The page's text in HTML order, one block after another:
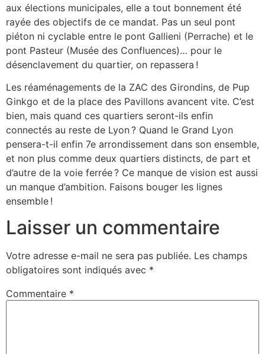
aux élections municipales, elle a tout bonnement été
rayée des objectifs de ce mandat. Pas un seul pont
piéton ni cyclable entre le pont Gallieni (Perrache) et le
pont Pasteur (Musée des Confluences)… pour le
désenclavement du quartier, on repassera !
Les réaménagements de la ZAC des Girondins, de Pup
Ginkgo et de la place des Pavillons avancent vite. C’est
bien, mais quand ces quartiers seront-ils enfin
connectés au reste de Lyon ? Quand le Grand Lyon
pensera-t-il enfin 7e arrondissement dans son ensemble,
et non plus comme deux quartiers distincts, de part et
d’autre de la voie ferrée ? Ce manque de vision est aussi
un manque d’ambition. Faisons bouger les lignes
ensemble !
Laisser un commentaire
Votre adresse e-mail ne sera pas publiée. Les champs
obligatoires sont indiqués avec *
Commentaire *